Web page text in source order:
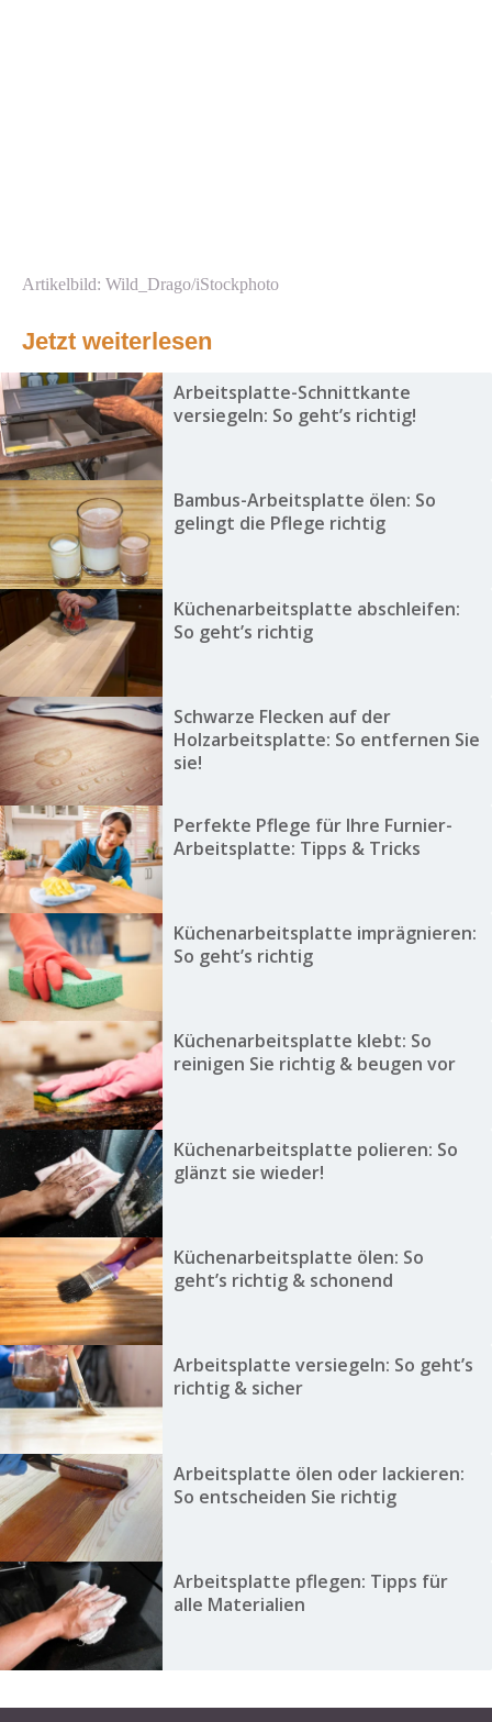
Artikelbild: Wild_Drago/iStockphoto
Jetzt weiterlesen
Arbeitsplatte-Schnittkante
versiegeln: So geht’s richtig!
Bambus-Arbeitsplatte ölen: So
gelingt die Pflege richtig
Küchenarbeitsplatte abschleifen:
So geht’s richtig
Schwarze Flecken auf der
Holzarbeitsplatte: So entfernen Sie
sie!
Perfekte Pflege für Ihre Furnier-
Arbeitsplatte: Tipps & Tricks
Küchenarbeitsplatte imprägnieren:
So geht’s richtig
Küchenarbeitsplatte klebt: So
reinigen Sie richtig & beugen vor
Küchenarbeitsplatte polieren: So
glänzt sie wieder!
Küchenarbeitsplatte ölen: So
geht’s richtig & schonend
Arbeitsplatte versiegeln: So geht’s
richtig & sicher
Arbeitsplatte ölen oder lackieren:
So entscheiden Sie richtig
Arbeitsplatte pflegen: Tipps für
alle Materialien